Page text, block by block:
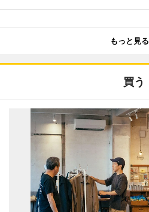
もっと見る
買う